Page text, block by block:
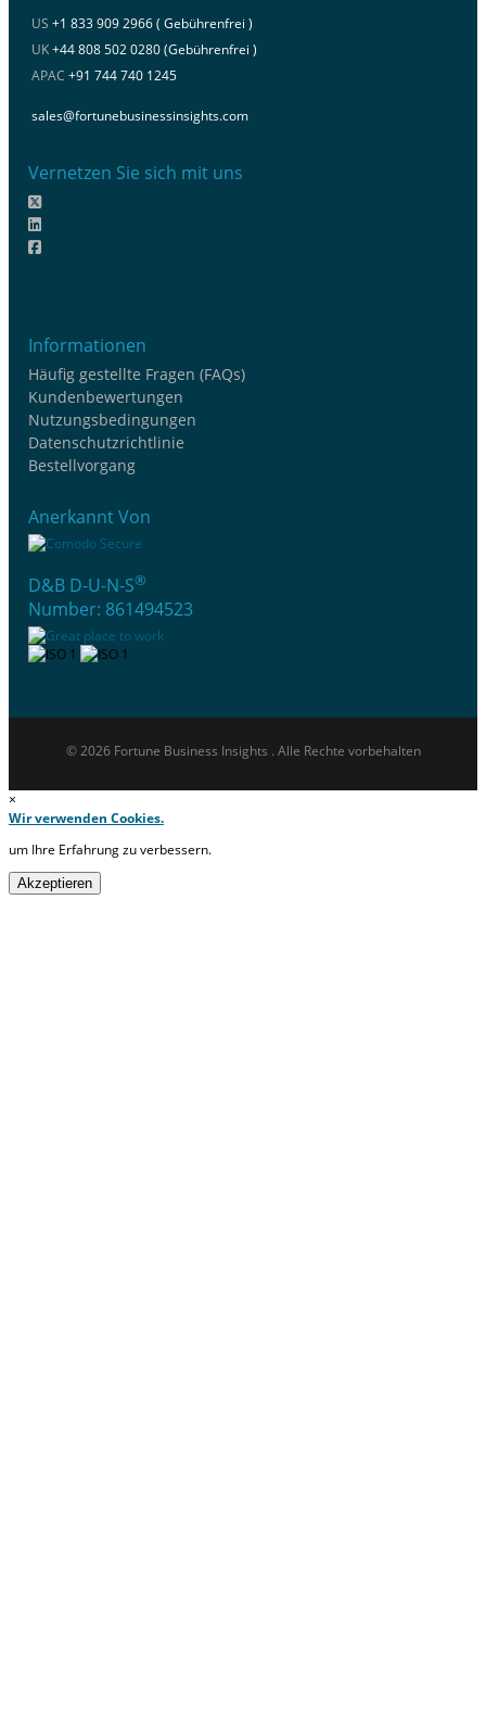
US +1 833 909 2966 ( Gebührenfrei )
UK+44 808 502 0280 (Gebührenfrei )
APAC +91 744 740 1245
sales@fortunebusinessinsights.com
Vernetzen Sie sich mit uns
Informationen
Häufig gestellte Fragen (FAQs)
Kundenbewertungen
Nutzungsbedingungen
Datenschutzrichtlinie
Bestellvorgang
Anerkannt Von
D&B D-U-N-S®
Number: 861494523
© 2026 Fortune Business Insights . Alle Rechte vorbehalten
×
Wir verwenden Cookies.
um Ihre Erfahrung zu verbessern.
Akzeptieren